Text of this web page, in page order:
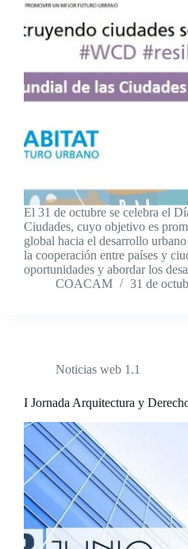
El 31 de octubre se celebra el
Ciudades, cuyo objetivo es
global hacia el desarrollo
la cooperación entre países y
oportunidades y abordar los
COACAM
31 de
Noticias web 1.1
I Jornada Arquitectura y